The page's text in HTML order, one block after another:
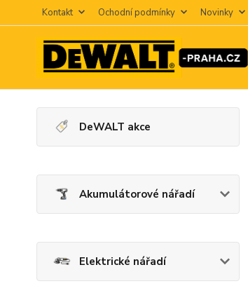
Kontakt Ochodní podmínky Novinky
DeWALT akce
Akumulátorové nářadí
Elektrické nářadí